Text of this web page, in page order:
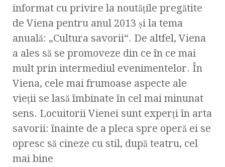
informat cu privire la noutăţile pregătite
de Viena pentru anul 2013 şi la tema
anuală: „Cultura savorii“. De altfel, Viena
a ales să se promoveze din ce în ce mai
mult prin intermediul evenimentelor. În
Viena, cele mai frumoase aspecte ale
vieţii se lasă îmbinate în cel mai minunat
sens. Locuitorii Vienei sunt experţi în arta
savorii: înainte de a pleca spre operă ei se
opresc să cineze cu stil, după teatru, cel
mai bine